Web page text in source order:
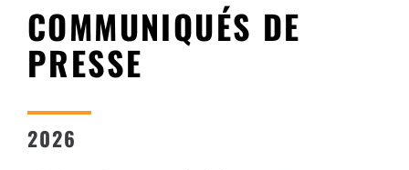
COMMUNIQUÉS DE
PRESSE
2026